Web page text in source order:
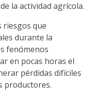
la actividad agrícola.
riesgos que
durante la
fenómenos
en pocas horas el
pérdidas difíciles
productores.